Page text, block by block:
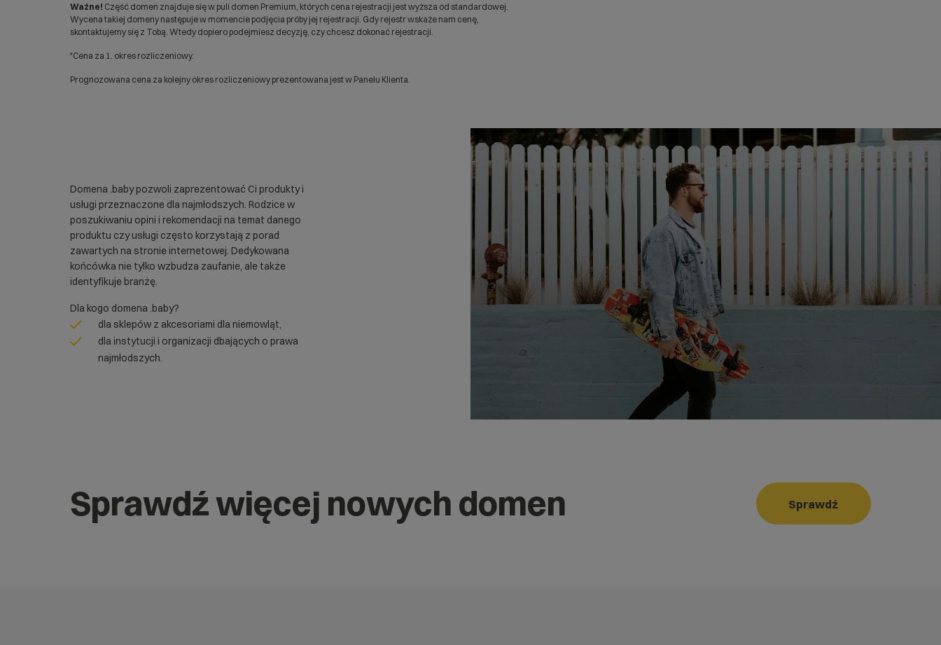
Ważne! Część domen znajduje się w puli domen Premium, których cena rejestracji jest wyższa od standardowej.
Wycena takiej domeny następuje w momencie podjęcia próby jej rejestracji. Gdy rejestr wskaże nam cenę,
skontaktujemy się z Tobą. Wtedy dopiero podejmiesz decyzję, czy chcesz dokonać rejestracji.
*Cena za 1. okres rozliczeniowy.
Prognozowana cena za kolejny okres rozliczeniowy prezentowana jest w Panelu Klienta.
Domena .baby pozwoli zaprezentować Ci produkty i
usługi przeznaczone dla najmłodszych. Rodzice w
poszukiwaniu opini i rekomendacji na temat danego
produktu czy usługi często korzystają z porad
zawartych na stronie internetowej. Dedykowana
końcówka nie tylko wzbudza zaufanie, ale także
identyfikuje branżę.
Dla kogo domena .baby?
dla sklepów z akcesoriami dla niemowląt,
dla instytucji i organizacji dbających o prawa
najmłodszych.
Sprawdź więcej nowych domen Sprawdź